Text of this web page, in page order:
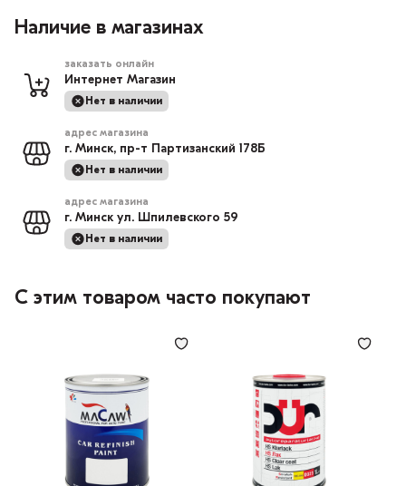
Наличие в магазинах
заказать онлайн
Интернет Магазин
Нет в наличии
адрес магазина
г. Минск, пр-т Партизанский 178Б
Нет в наличии
адрес магазина
г. Минск ул. Шпилевского 59
Нет в наличии
С этим товаром часто покупают